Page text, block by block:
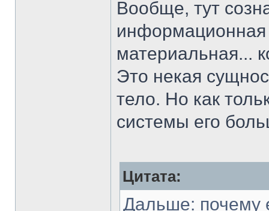
Вообще, тут
информационная
материальная...
Это некая
тело. Но как
системы его
Цитата:
Дальше: почему